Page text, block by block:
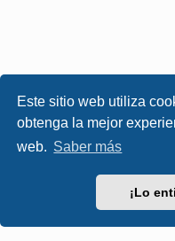
Este sitio web utiliza
obtenga la mejor
web. Saber más
¡Lo